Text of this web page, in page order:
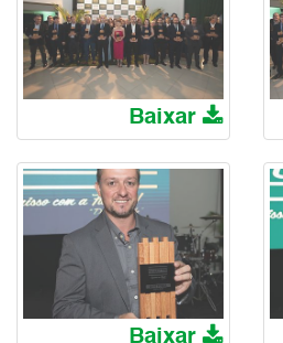
Baixar
Baixar